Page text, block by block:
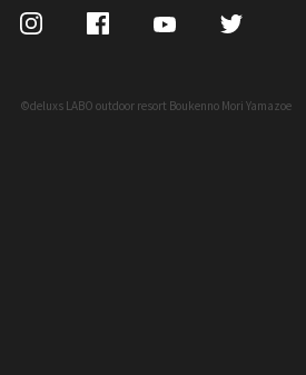
©deluxs LABO outdoor resort Boukenno Mori Yamazoe